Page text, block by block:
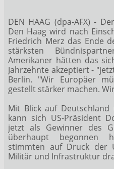
DEN HAAG (dpa-AFX) -
Den Haag wird nach
Friedrich Merz das Ende
stärksten
Amerikaner hätten das
Jahrzehnte akzeptiert -
Berlin. "Wir Europäer
gestellt stärker machen.
Mit Blick auf
kann sich US-Präsident
jetzt als Gewinner des
überhaupt begonnen
stimmten auf Druck der
Militär und Infrastruktur